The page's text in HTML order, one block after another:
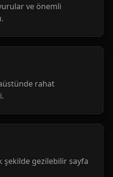
ve önemli
rahat
şekilde gezilebilir sayfa